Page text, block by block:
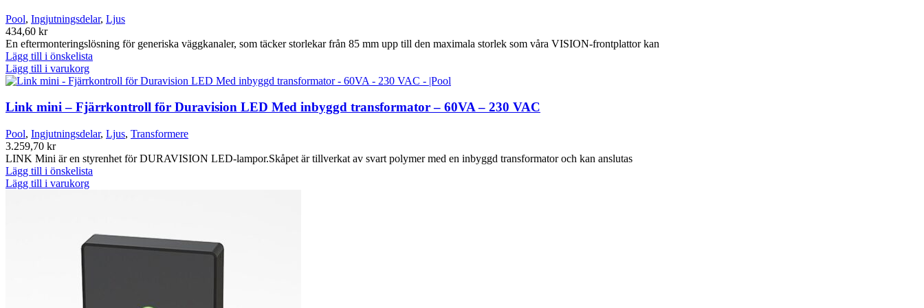
Pool, Ingjutningsdelar, Ljus
434,60 kr
En eftermonteringslösning för generiska väggkanaler, som täcker storlekar från 85 mm upp till den maximala storlek som våra VISION-frontplattor kan
Lägg till i önskelista
Lägg till i varukorg
Link mini – Fjärrkontroll för Duravision LED Med inbyggd transformator – 60VA – 230 VAC
Pool, Ingjutningsdelar, Ljus, Transformere
3.259,70 kr
LINK Mini är en styrenhet för DURAVISION LED-lampor.Skåpet är tillverkat av svart polymer med en inbyggd transformator och kan anslutas
Lägg till i önskelista
Lägg till i varukorg